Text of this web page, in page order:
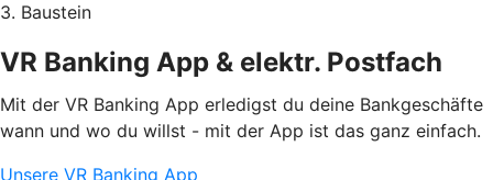
3. Baustein
VR Banking App & elektr. Postfach
Mit der VR Banking App erledigst du deine Bankgeschäfte
wann und wo du willst - mit der App ist das ganz einfach.
Unsere VR Banking App